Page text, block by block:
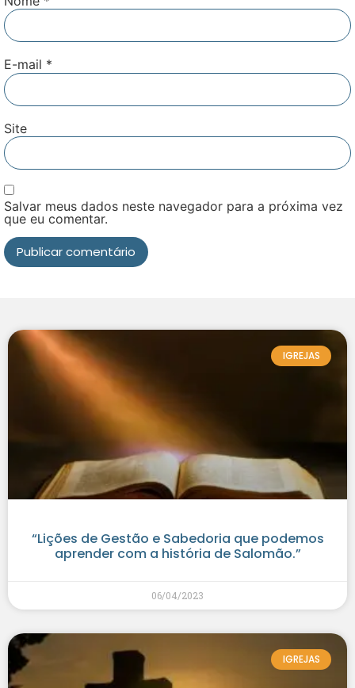
E-mail *
Site
Salvar meus dados neste navegador para a próxima vez
que eu comentar.
IGREJAS
“Lições de Gestão e Sabedoria que podemos
aprender com a história de Salomão.”
06/04/2023
IGREJAS